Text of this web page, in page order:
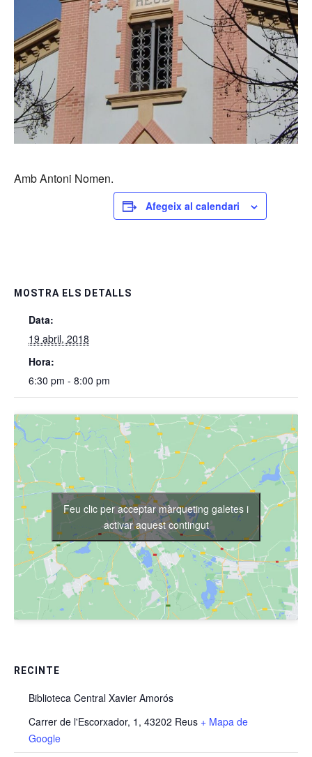
Amb Antoni Nomen.
Afegeix al calendari
MOSTRA ELS DETALLS
Data:
19 abril, 2018
Hora:
6:30 pm - 8:00 pm
RECINTE
Biblioteca Central Xavier Amorós
Carrer de l'Escorxador, 1, 43202 Reus + Mapa de
Google
Feu clic per acceptar màrqueting galetes i
activar aquest contingut